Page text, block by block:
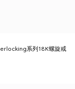
系列18K螺旋戒